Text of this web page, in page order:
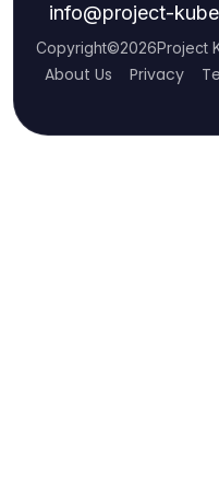
info@project-
Copyright©2026Project
About Us Privacy